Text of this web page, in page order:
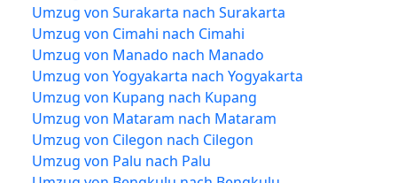
Umzug von Surakarta nach Surakarta
Umzug von Cimahi nach Cimahi
Umzug von Manado nach Manado
Umzug von Yogyakarta nach Yogyakarta
Umzug von Kupang nach Kupang
Umzug von Mataram nach Mataram
Umzug von Cilegon nach Cilegon
Umzug von Palu nach Palu